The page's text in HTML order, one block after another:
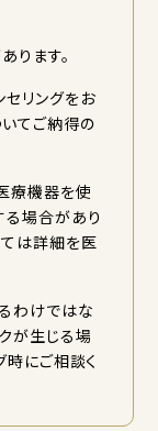
ります。
リングをお
てご納得の
療機器を使
る場合があり
は詳細を医
わけではな
が生じる場
時にご相談く